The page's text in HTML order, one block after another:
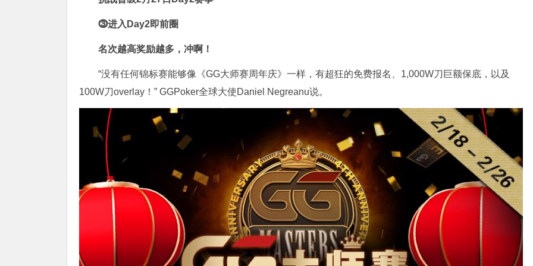
⓷进入Day2即前圈
名次越高奖励越多，冲啊！
“没有任何锦标赛能够像《GG大师赛周年庆》一样，有超狂的免费报名、1,000W刀巨额保底，以及
100W刀overlay！” GGPoker全球大使Daniel Negreanu说。